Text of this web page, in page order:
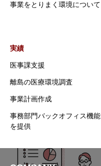
事業をとりまく環境について
実績
医事課支援
離島の医療環境調査
事業計画作成
事務部門バックオフィス機能
を提供